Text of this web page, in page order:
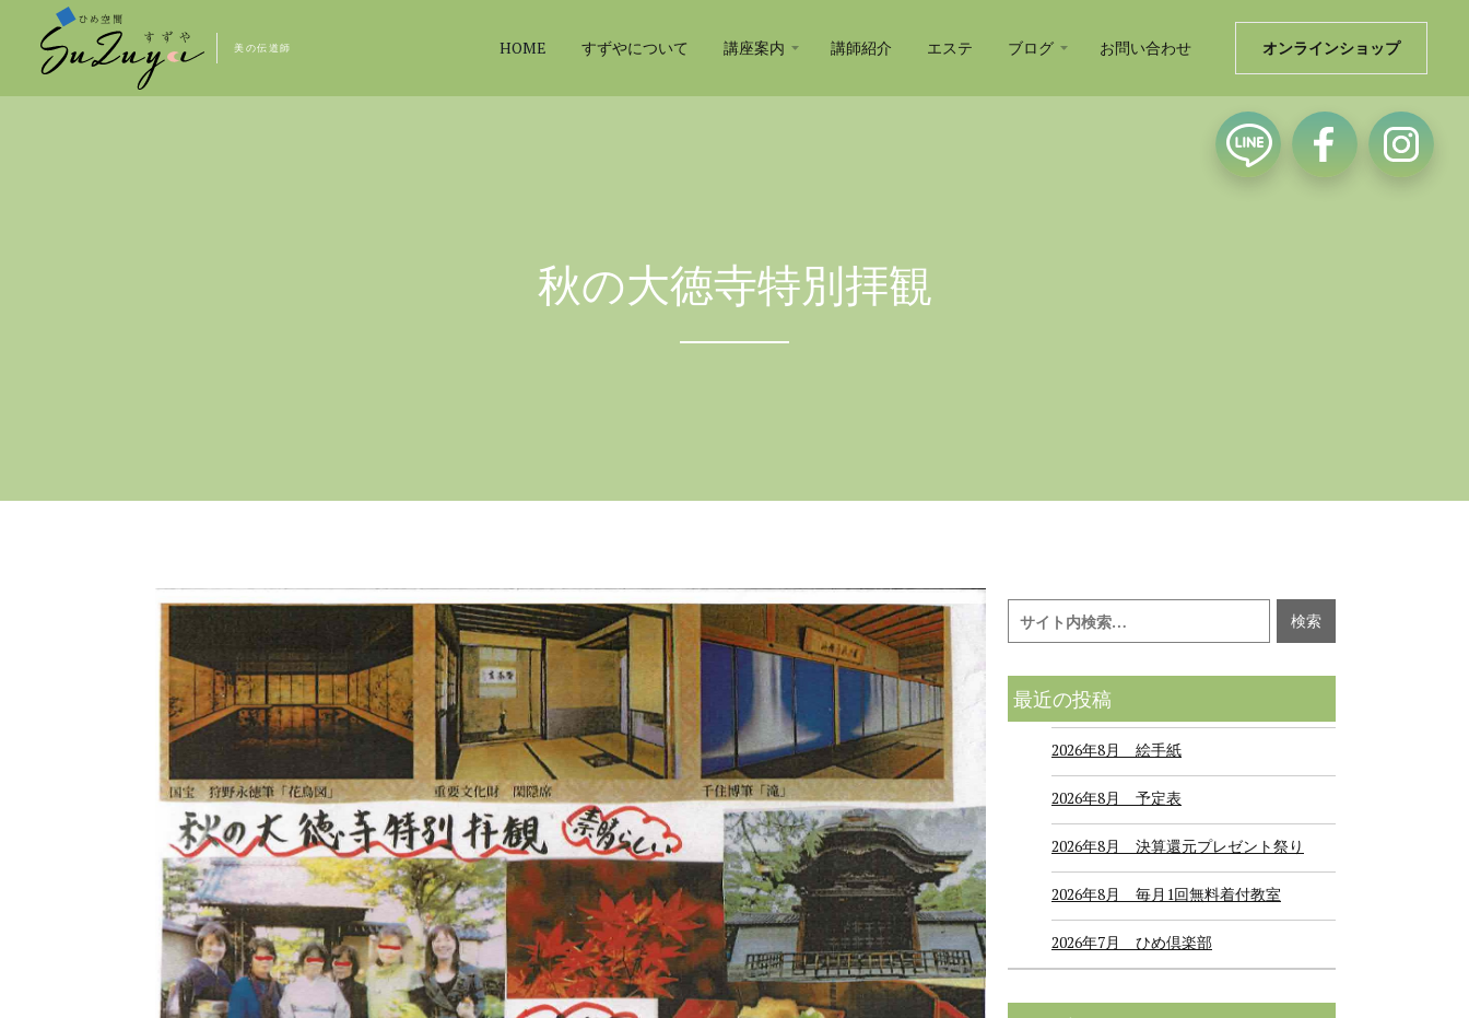
美の伝道師 HOME すずやについて 講座案内 講師紹介 エステ ブログ お問い合わせ オンラインショップ
秋の大徳寺特別拝観
最近の投稿
2026年8月 絵手紙
2026年8月 予定表
2026年8月 決算還元プレゼント祭り
2026年8月 毎月1回無料着付教室
2026年7月 ひめ倶楽部